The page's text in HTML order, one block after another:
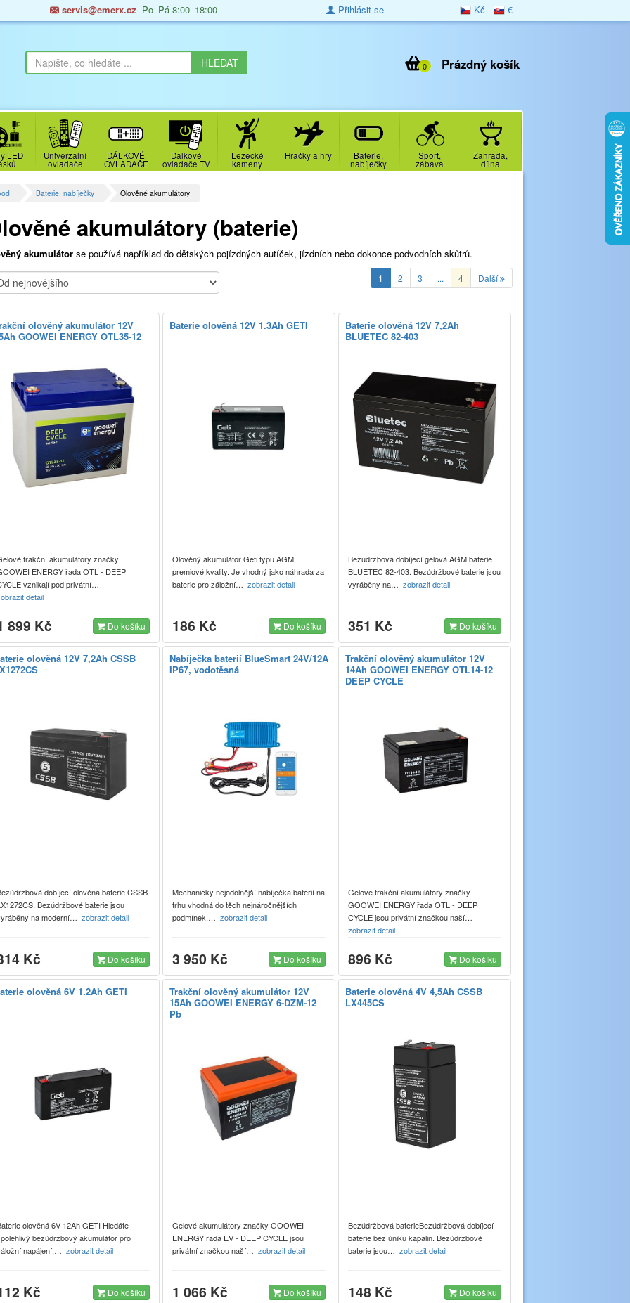
servis@emerx.cz Po–Pá 8:00–18:00 Kč €
Přihlásit se
Prázdný košík
0
LED Univerzální
ovladače
DÁLKOVÉ
OVLADAČE
Dálkové
ovladače TV
Lezecké
kameny
Hračky a hry Baterie,
nabíječky
Sport,
zábava
Zahrada,
dílna
Baterie, nabíječky Olověné akumulátory
akumulátory (baterie)
akumulátor se používá například do dětských pojízdných autíček, jízdních nebo dokonce podvodních skůtrů.
1 2 3 ... 4 Další
olověný akumulátor 12V
GOOWEI ENERGY OTL35-12
trakční akumulátory značky
ENERGY řada OTL - DEEP
vznikají pod privátní…
detail
899 Kč Do košíku
Baterie olověná 12V 1.3Ah GETI
Olověný akumulátor Geti typu AGM
premiové kvality. Je vhodný jako náhrada za
baterie pro záložní… zobrazit detail
186 Kč Do košíku
Baterie olověná 12V 7,2Ah
BLUETEC 82-403
Bezúdržbová dobíjecí gelová AGM baterie
BLUETEC 82-403. Bezúdržbové baterie jsou
vyráběny na… zobrazit detail
351 Kč Do košíku
olověná 12V 7,2Ah CSSB
dobíjecí olověná baterie CSSB
Bezúdržbové baterie jsou
na moderní… zobrazit detail
Kč Do košíku
Nabíječka baterií BlueSmart 24V/12A
IP67, vodotěsná
Mechanicky nejodolnější nabíječka baterií na
trhu vhodná do těch nejnáročnějších
podmínek.… zobrazit detail
3 950 Kč Do košíku
Trakční olověný akumulátor 12V
14Ah GOOWEI ENERGY OTL14-12
DEEP CYCLE
Gelové trakční akumulátory značky
GOOWEI ENERGY řada OTL - DEEP
CYCLE jsou privátní značkou naší…
zobrazit detail
896 Kč Do košíku
olověná 6V 1.2Ah GETI
olověná 6V 12Ah GETI Hledáte
bezúdržbový akumulátor pro
napájení,… zobrazit detail
Kč Do košíku
Trakční olověný akumulátor 12V
15Ah GOOWEI ENERGY 6-DZM-12
Pb
Gelové akumulátory značky GOOWEI
ENERGY řada EV - DEEP CYCLE jsou
privátní značkou naší… zobrazit detail
1 066 Kč Do košíku
Baterie olověná 4V 4,5Ah CSSB
LX445CS
Bezúdržbová baterieBezúdržbová dobíjecí
baterie bez úniku kapalin. Bezúdržbové
baterie jsou… zobrazit detail
148 Kč Do košíku